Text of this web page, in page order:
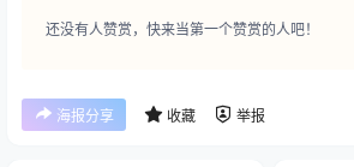
还没有人赞赏，快来当第一个赞赏的人吧！
海报分享 收藏 举报